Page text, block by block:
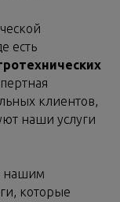
есть
клиентов,
наши услуги
нашим
которые